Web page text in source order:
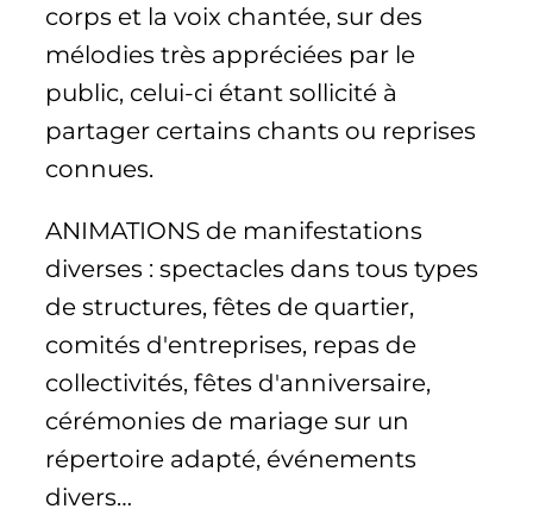
corps et la voix chantée, sur des
mélodies très appréciées par le
public, celui-ci étant sollicité à
partager certains chants ou reprises
connues.
ANIMATIONS de manifestations
diverses : spectacles dans tous types
de structures, fêtes de quartier,
comités d'entreprises, repas de
collectivités, fêtes d'anniversaire,
cérémonies de mariage sur un
répertoire adapté, événements
divers…